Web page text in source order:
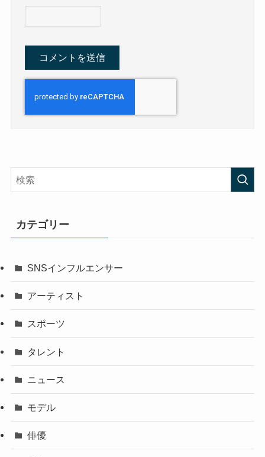
カテゴリー
SNSインフルエンサー
アーティスト
スポーツ
タレント
ニュース
モデル
俳優